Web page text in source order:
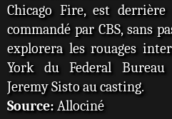
Chicago Fire, est
commandé par CBS, sans
explorera les rouages
York du Federal
Jeremy Sisto au casting.
Source: Allociné